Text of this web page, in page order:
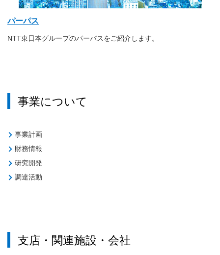
パーパス
NTT東日本グループのパーパスをご紹介します。
事業について
事業計画
財務情報
研究開発
調達活動
支店・関連施設・会社